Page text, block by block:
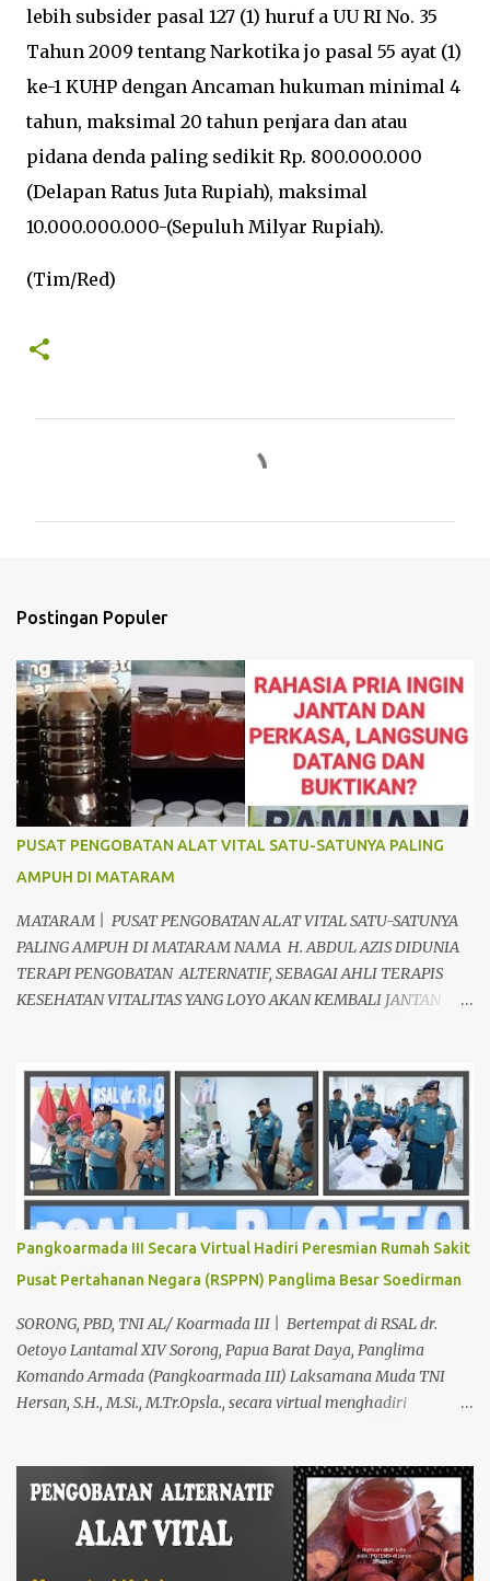
lebih subsider pasal 127 (1) huruf a UU RI No. 35
Tahun 2009 tentang Narkotika jo pasal 55 ayat (1)
ke-1 KUHP dengan Ancaman hukuman minimal 4
tahun, maksimal 20 tahun penjara dan atau
pidana denda paling sedikit Rp. 800.000.000
(Delapan Ratus Juta Rupiah), maksimal
10.000.000.000-(Sepuluh Milyar Rupiah).
(Tim/Red)
r
Postingan Populer
PUSAT PENGOBATAN ALAT VITAL SATU-SATUNYA PALING
AMPUH DI MATARAM
MATARAM | PUSAT PENGOBATAN ALAT VITAL SATU-SATUNYA
PALING AMPUH DI MATARAM NAMA H. ABDUL AZIS DIDUNIA
TERAPI PENGOBATAN ALTERNATIF, SEBAGAI AHLI TERAPIS
KESEHATAN VITALITAS YANG LOYO AKAN KEMBALI JANTAN
Prakteknya Yang sudah menyebar diseluruh daerah di Indonesia
Sangat Dibutuhkan di Mata Warga Membuat Pengobatan
Keperkasaan Pria, H. Abdul Azis sangat direkomendasikan. ANDA
INGIN MENCARI PENGOBATAN KEPERKASAAN Paling Ampuh Di
Kota Terdekat Di Mataram,? Kami Solusinya Jituh Ampuh , Tepat
Serta Dengan Waktu Yang Cepat Untuk Menyembuhkan Berbagai
keluhan Alat Vital Yang Anda Derita Atau Kurang Percaya Diri.
Pilih Salah Satu Keahlian Nya Sebab Pengobatan TRADISIONAL
Kami Memberikan Solusi Untuk Keharmonisan Rumah Tangga
Yang Benar-benar Manjur Khasiatnya, Dan Bertanggung Jawab
Serta Bergaransi.? Kali ini, H. Abdul Azis Hadir Di Pro...
Pangkoarmada III Secara Virtual Hadiri Peresmian Rumah Sakit
Pusat Pertahanan Negara (RSPPN) Panglima Besar Soedirman
SORONG, PBD, TNI AL/ Koarmada III | Bertempat di RSAL dr.
Oetoyo Lantamal XIV Sorong, Papua Barat Daya, Panglima
Komando Armada (Pangkoarmada III) Laksamana Muda TNI
Hersan, S.H., M.Si., M.Tr.Opsla., secara virtual menghadiri
tersebar di seluruh Indonesia, oleh Presiden Republik Indonesia Ir.
H. Jokowi Widodo yang didampingi Menteri Pertahanan RI
Prabowo Subianto, adapun peresmian tersebut diselenggarakan di
RSPPN, Jl. RC. Veteran Raya No.178, Bintaro, Kec. Pesanggrahan,